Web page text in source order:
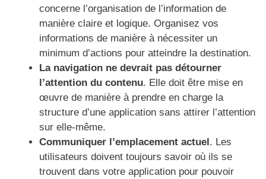
concerne l’organisation de l’information de
manière claire et logique. Organisez vos
informations de manière à nécessiter un
minimum d’actions pour atteindre la destination.
La navigation ne devrait pas détourner
l’attention du contenu. Elle doit être mise en
œuvre de manière à prendre en charge la
structure d’une application sans attirer l’attention
sur elle-même.
Communiquer l’emplacement actuel. Les
utilisateurs doivent toujours savoir où ils se
trouvent dans votre application pour pouvoir